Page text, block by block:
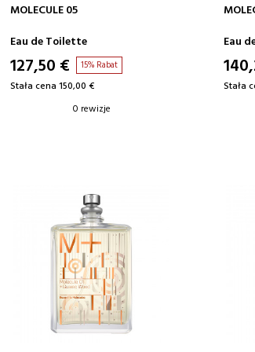
DODAJ DO KOSZYKA
MOLECULE 05
Eau de Toilette
127,50 € 15% Rabat
Stała cena 150,00 €
0 rewizje
Eau
Stała